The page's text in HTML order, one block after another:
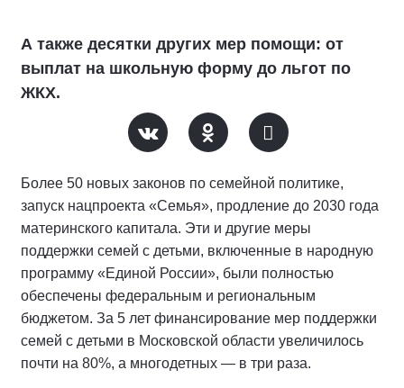
А также десятки других мер помощи: от
выплат на школьную форму до льгот по
ЖКХ.
Более 50 новых законов по семейной политике,
запуск нацпроекта «Семья», продление до 2030 года
материнского капитала. Эти и другие меры
поддержки семей с детьми, включенные в народную
программу «Единой России», были полностью
обеспечены федеральным и региональным
бюджетом. За 5 лет финансирование мер поддержки
семей с детьми в Московской области увеличилось
почти на 80%, а многодетных — в три раза.